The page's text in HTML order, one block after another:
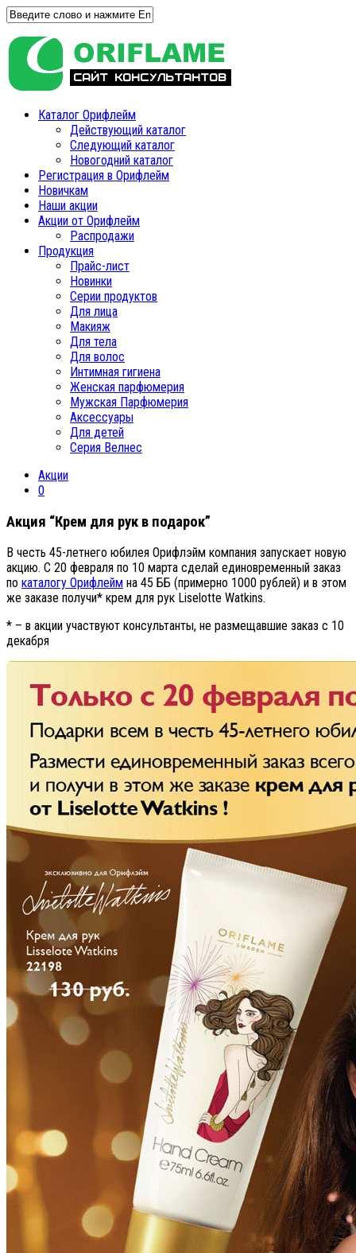
Каталог Орифлейм
Действующий каталог
Следующий каталог
Новогодний каталог
Регистрация в Орифлейм
Новичкам
Наши акции
Акции от Орифлейм
Распродажи
Продукция
Прайс-лист
Новинки
Серии продуктов
Для лица
Макияж
Для тела
Для волос
Интимная гигиена
Женская парфюмерия
Мужская Парфюмерия
Аксессуары
Для детей
Серия Велнес
Акции
0
Акция “Крем для рук в подарок”
В честь 45-летнего юбилея Орифлэйм компания запускает новую
акцию. С 20 февраля по 10 марта сделай единовременный заказ
по каталогу Орифлейм на 45 ББ (примерно 1000 рублей) и в этом
же заказе получи* крем для рук Liselotte Watkins.
* – в акции участвуют консультанты, не размещавшие заказ с 10
декабря